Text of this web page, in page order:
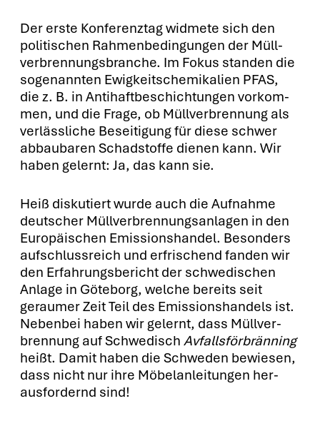
Der ers­te Kon­fe­renz­tag wid­me­te sich den
poli­ti­schen Rah­men­be­din­gun­gen der Müll­
ver­bren­nungs­bran­che. Im Fokus stan­den die
soge­nann­ten Ewig­keits­che­mi­ka­li­en PFAS,
die z. B. in Anti­haft­be­schich­tun­gen vor­kom­
men, und die Fra­ge, ob Müll­ver­bren­nung als
ver­läss­li­che Besei­ti­gung für die­se schwer
abbau­ba­ren Schad­stof­fe die­nen kann. Wir
haben gelernt: Ja, das kann sie.
Heiß dis­ku­tiert wur­de auch die Auf­nah­me
deut­scher Müll­ver­bren­nungs­an­la­gen in den
Euro­päi­schen Emis­si­ons­han­del. Beson­ders
auf­schluss­reich und erfri­schend fan­den wir
den Erfah­rungs­be­richt der schwe­di­schen
Anla­ge in Göte­borg, wel­che bereits seit
gerau­mer Zeit Teil des Emis­si­ons­han­dels ist.
Neben­bei haben wir gelernt, dass Müll­ver­
bren­nung auf Schwe­disch Avfalls­för­brän­ning
heißt. Damit haben die Schwe­den bewie­sen,
dass nicht nur ihre Möbel­an­lei­tun­gen her­
aus­for­dernd sind!